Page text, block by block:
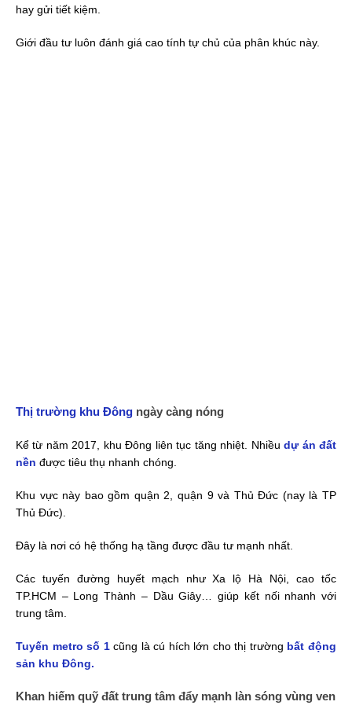
hay gửi tiết kiệm.
Giới đầu tư luôn đánh giá cao tính tự chủ của phân khúc này.
Thị trường khu Đông ngày càng nóng
Kể từ năm 2017, khu Đông liên tục tăng nhiệt. Nhiềudự án đất
nền được tiêu thụ nhanh chóng.
Khu vực này bao gồm quận 2, quận 9 và Thủ Đức (nay là TP
Thủ Đức).
Đây là nơi có hệ thống hạ tầng được đầu tư mạnh nhất.
Các tuyến đường huyết mạch như Xa lộ Hà Nội, cao tốc
TP.HCM – Long Thành – Dầu Giây… giúp kết nối nhanh với
trung tâm.
Tuyến metro số 1cũng là cú hích lớn cho thị trường bất động
sản khu Đông.
Khan hiếm quỹ đất trung tâm đẩy mạnh làn sóng vùng ven